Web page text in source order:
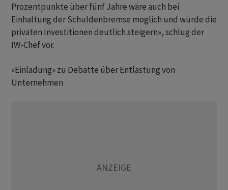
Prozentpunkte über fünf Jahre wäre auch bei
Einhaltung der Schuldenbremse möglich und würde die
privaten Investitionen deutlich steigern», schlug der
IW-Chef vor.
«Einladung» zu Debatte über Entlastung von
Unternehmen